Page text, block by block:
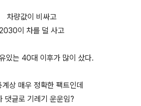
차량값이 비싸고
이 차를 덜 사고
있는 40대 이후가 많이 샀다.
계상 매우 정확한 팩트인데
댓글로 기레기 운운임?